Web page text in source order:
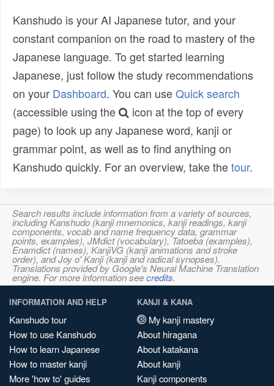
Kanshudo is your AI Japanese tutor, and your
constant companion on the road to mastery of the
Japanese language. To get started learning
Japanese, just follow the study recommendations
on your Dashboard. You can useQuick search
(accessible using the
icon at the top of every
page) to look up any Japanese word, kanji or
grammar point, as well as to find anything on
Kanshudo quickly. For an overview, take thetour.
Search results include information from a variety of sources,
including Kanshudo (kanji mnemonics, kanji readings, kanji
components, vocab and name frequency data, grammar
points, examples), JMdict (vocabulary), Tatoeba (examples),
Enamdict (names), KanjiVG (kanji animations and stroke
order), and Joy o' Kanji (kanji and radical synopses).
Translations provided by Google's Neural Machine Translation
engine. For more information seecredits.
INFORMATION AND HELP
Kanshudo tour
How to use Kanshudo
How to learn Japanese
How to master kanji
More 'how to' guides
KANJI & KANA
My kanji mastery
About hiragana
About katakana
About kanji
Kanji components